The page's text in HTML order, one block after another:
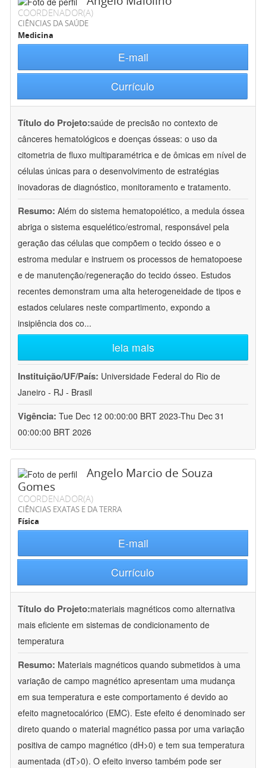
COORDENADOR(A)
CIÊNCIAS DA SAÚDE
Medicina
E-mail
Currículo
Título do Projeto:saúde de precisão no contexto de
cânceres hematológicos e doenças ósseas: o uso da
citometria de fluxo multiparamétrica e de ômicas em nível de
células únicas para o desenvolvimento de estratégias
inovadoras de diagnóstico, monitoramento e tratamento.
Resumo: Além do sistema hematopoiético, a medula óssea
abriga o sistema esquelético/estromal, responsável pela
geração das células que compõem o tecido ósseo e o
estroma medular e instruem os processos de hematopoese
e de manutenção/regeneração do tecido ósseo. Estudos
recentes demonstram uma alta heterogeneidade de tipos e
estados celulares neste compartimento, expondo a
insipiência dos co...
leia mais
Instituição/UF/País: Universidade Federal do Rio de
Janeiro - RJ - Brasil
Vigência: Tue Dec 12 00:00:00 BRT 2023-Thu Dec 31
00:00:00 BRT 2026
Angelo Marcio de Souza
Gomes
COORDENADOR(A)
CIÊNCIAS EXATAS E DA TERRA
Física
E-mail
Currículo
Título do Projeto:materiais magnéticos como alternativa
mais eficiente em sistemas de condicionamento de
temperatura
Resumo: Materiais magnéticos quando submetidos à uma
variação de campo magnético apresentam uma mudança
em sua temperatura e este comportamento é devido ao
efeito magnetocalórico (EMC). Este efeito é denominado ser
direto quando o material magnético passa por uma variação
positiva de campo magnético (dH>0) e tem sua temperatura
aumentada (dT>0). O efeito inverso também pode ser